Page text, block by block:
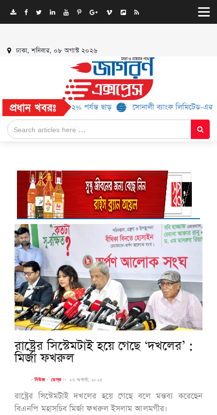
ঢাকা, শনিবার, ০৮ অগাস্ট ২০২৬
প্রধান খবরঃ
মিলবে ৫২% পর্যন্ত ছাড় সোনালী ব্যাংক লিমিটেড-এর ‘কৃষক
রাষ্ট্রের সিস্টেমটাই হয়ে গেছে ‘দখলের’ :
মির্জা ফখরুল
-নিউজ - ডেস্ক -- ২৩ অগাস্ট, ২০২৫
রাষ্ট্রের সিস্টেমটাই দখলের হয়ে গেছে বলে মন্তব্য করেছেন
বিএনপি মহাসচিব মির্জা ফখরুল ইসলাম আলমগীর।